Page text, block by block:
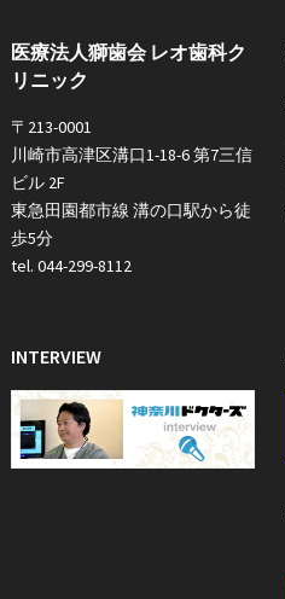
医療法人獅歯会 レオ歯科ク
リニック
〒213-0001
川崎市高津区溝口1-18-6 第7三信
ビル 2F
東急田園都市線 溝の口駅から徒
歩5分
tel. 044-299-8112
INTERVIEW